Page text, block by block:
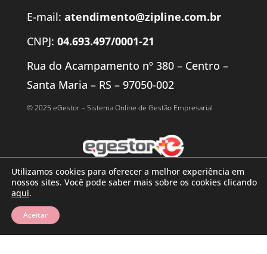
E-mail: atendimento@zipline.com.br
CNPJ: 04.693.497/0001-21
Rua do Acampamento nº 380 – Centro –
Santa Maria – RS – 97050-002
© 2025 eGestor – Sistema Online de Gestão Empresarial
Utilizamos cookies para oferecer a melhor experiência em
nossos sites. Você pode saber mais sobre os cookies clicando
aqui.
Aceitar